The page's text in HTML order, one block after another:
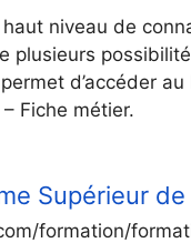
niveau de
plusieurs
d’accéder
Fiche métier.
Supérieur
formation/